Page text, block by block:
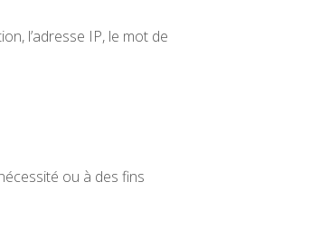
l’adresse IP, le mot de
ou à des fins